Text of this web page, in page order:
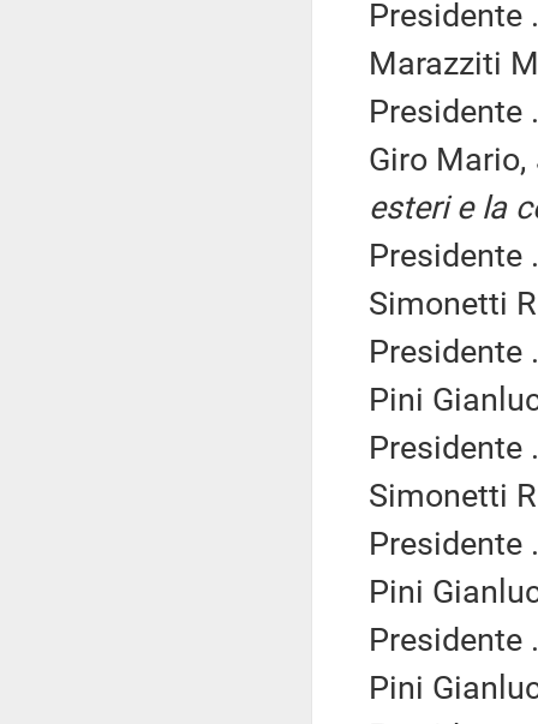
Presidente
Marazziti
Presidente
Giro Mario,
esteri e la
Presidente
Simonetti
Presidente
Pini
Presidente
Simonetti
Presidente
Pini
Presidente
Pini